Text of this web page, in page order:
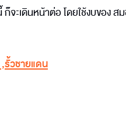
จะเดินหน้าต่อ โดยใช้งบของ
,รั้วชายแดน